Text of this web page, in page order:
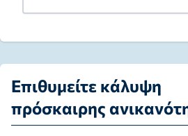
Επιθυμείτε κάλυψη
πρόσκαιρης